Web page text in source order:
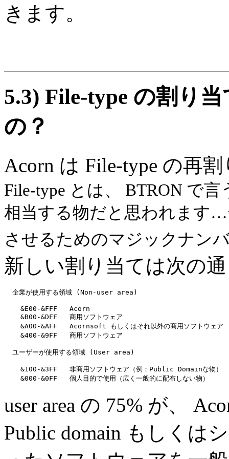
きます。
5.3) File-type の割り
の？
Acorn は File-type の再
File-type とは、 BTRON で
相当する物だと思われます
させるためのマジックナン
新しい割り当ては次の
  企業が使用する領域 (Non-user area)
    &E00-&FFF   Acorn
    &B00-&DFF   商用ソフトウェア
    &A00-&AFF   Acornsoft もしくはそれ以外の商用ソフトウェア
    &400-&9FF   商用ソフトウェア
  ユーザーが使用する領域 (User area)
    &100-&3FF   非商用ソフトウェア（例：Public Domainな物）
user area の 75% が、
Public domain もしくは